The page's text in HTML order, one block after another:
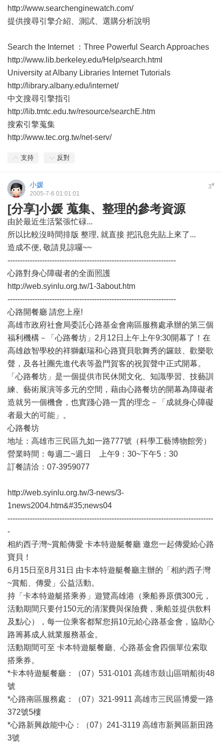
http://www.searchenginewatch.com/
提供搜尋引擎介紹、測試、選購分析說明
Search the Internet ：Three Powerful Search Approaches
http://www.lib.berkeley.edu/Help/search.html
University at Albany Libraries Internet Tutorials
http://library.albany.edu/internet/
中文搜尋引擎指引
http://lib.tmtc.edu.tw/resource/searchE.htm
搜索引擎蒐集
http://www.tec.org.tw/net-serv/
支持 反對
3#
小媛
2005-7-6 01:01:01
[分享]小媛 蒐集、整理的參考資源
由於最近生活緊張忙碌...
所以比較沒時間排版 整理, 就直接 把訊息先貼上來了...
造成不便, 敬請見諒囉~~
--------------------------------------------------------------------
心路對身心障礙者的全面照護
http://web.syinlu.org.tw/1-3about.htm
--------------------------------------------------------------------
心路開餐廳 請您上座!
高雄市政府社會局委託心路基金會南區服務處承辦的第三個
福利機構－「心路餐坊」2月12日上午上午9:30開幕了！在
高雄啟智學校的祥獅獻瑞和心路寶貝歌舞秀的鑼鼓、歡樂歌
聲，及各社團先進代表等盈門賀客的祝賀聲中正式開幕。
「心路餐坊」是一個提供市民休閒文化、知識學習、技藝訓
練、藝術展演等多元的空間，藉由心路餐坊的開幕為障礙者
造就另一個機會，也實踐心路一貫的理念－「成就身心障礙
者最大的可能」。
心路餐坊
地址：高雄市三民區九如一路777號（科學工藝博物館旁）
營業時間：每週二~週日 上午9：30~下午5：30
訂餐請洽：07-3959077
http://web.syinlu.org.tw/3-news/3-
1news2004.htm&#35;news04
-----------------------------------------------------------------------------------
-
相約西子灣~賞船傳愛 卡本特遊艇餐廳 邀您一起傳愛給心路
寶貝！
6月15日至8月31日 由卡本特遊艇餐廳主辦的「相約西子灣
~賞船、傳愛」公益活動。
持「卡本特遊艇搭乘券」遊覽高雄港（乘船券原價300元，
活動期間只要付150元的清潔費與保險費，乘船並提供飲料
及點心），每一位乘客都幫您捐10元給心路基金會，協助心
路籌募成人就業服務基金。
活動期間可至 卡本特遊艇餐廳、心路基金會四個單位索取
搭乘券。
*卡本特遊艇餐廳：（07）531-0101 高雄市鼓山區哨船街48
號
*心路南區服務處：（07）321-9911 高雄市三民區博愛一路
372號5樓
*心路新興啟能中心：（07）241-3119 高雄市新興區新田路
3號